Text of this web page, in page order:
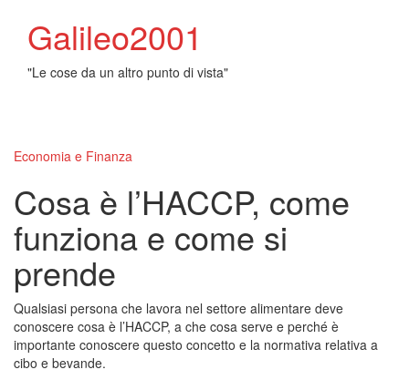
Galileo2001
"Le cose da un altro punto di vista"
Economia e Finanza
Cosa è l’HACCP, come
funziona e come si
prende
Qualsiasi persona che lavora nel settore alimentare deve
conoscere cosa è l’HACCP, a che cosa serve e perché è
importante conoscere questo concetto e la normativa relativa a
cibo e bevande.